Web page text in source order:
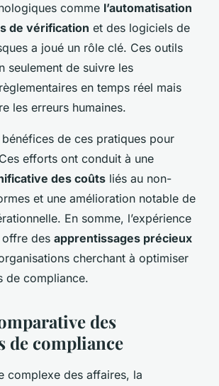
comme l’automatisation
de vérification et des logiciels de
a joué un rôle clé. Ces outils
seulement de suivre les
en temps réel mais
les erreurs humaines.
bénéfices de ces pratiques pour
efforts ont conduit à une
des coûts liés au non-
et une amélioration notable de
En somme, l’expérience
offre des apprentissages précieux
cherchant à optimiser
de compliance.
des
de compliance
complexe des affaires, la